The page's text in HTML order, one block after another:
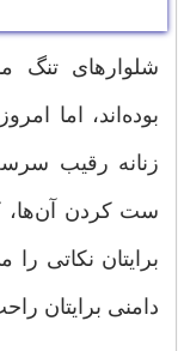
شلوار‌های تنگ
بوده‌اند، اما
زنانه رقیب
ست کردن آن‌ها،
برایتان نکاتی
دامنی برایتان